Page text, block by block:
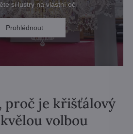
si lustry na vlastní oči
Prohlédnout
proč je křišťálový
volbou